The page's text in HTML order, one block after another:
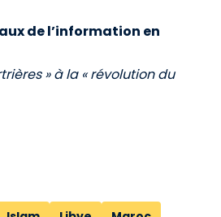
de l’information en
» à la « révolution du